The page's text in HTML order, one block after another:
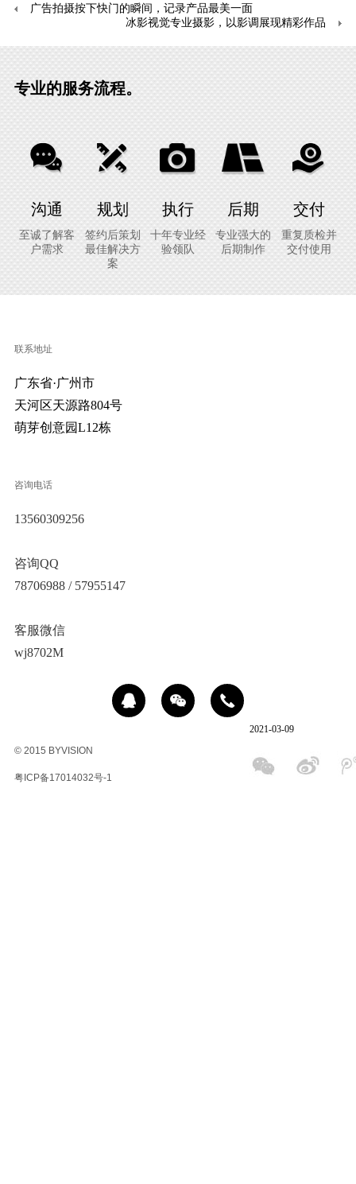
2021-03-09
广告拍摄按下快门的瞬间，记录产品最美一面
冰影视觉专业摄影，以影调展现精彩作品
专业的服务流程。
沟通
至诚了解客
户需求
规划
签约后策划
最佳解决方
案
执行
十年专业经
验领队
后期
专业强大的
后期制作
交付
重复质检并
交付使用
联系地址
广东省·广州市
天河区天源路804号
萌芽创意园L12栋
咨询电话
13560309256
咨询QQ
78706988 / 57955147
客服微信
wj8702M
© 2015 BYVISION
粤ICP备17014032号-1